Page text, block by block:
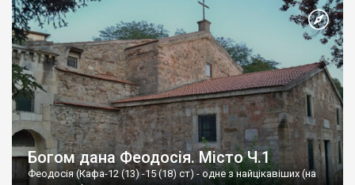
Богом дана Феодосія. Місто Ч.1
Феодосія (Кафа-12 (13) -15 (18) ст) - одне з найцікавіших (на